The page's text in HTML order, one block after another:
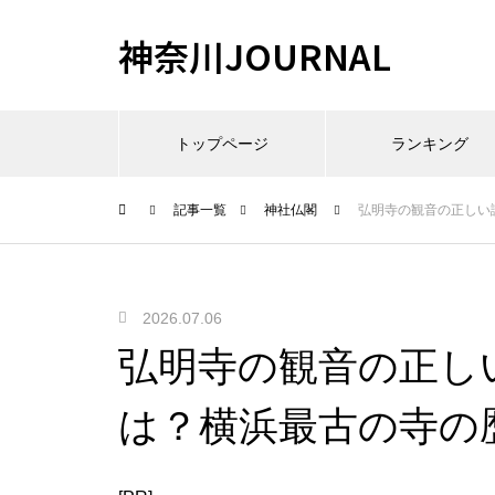
神奈川JOURNAL
トップページ ランキング
記事一覧 神社仏閣 弘明寺の観音の正し
2026.07.06
弘明寺の観音の正し
は？横浜最古の寺の